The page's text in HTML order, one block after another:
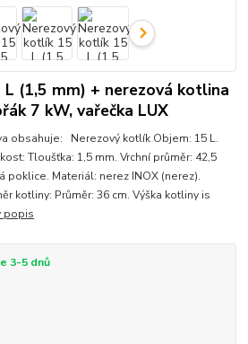
(1,5 mm) + nerezová kotlina
7 kW, vařečka LUX
obsahuje: Nerezový kotlík Objem: 15 L.
Tloušťka: 1,5 mm. Vrchní průměr: 42,5
poklice. Materiál: nerez INOX (nerez).
kotliny: Průměr: 36 cm. Výška kotliny is
popis
3-5 dnů